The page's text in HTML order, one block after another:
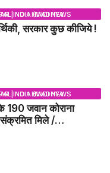
सरकार कुछ कीजिये !
190 जवान कोराना
मिले /